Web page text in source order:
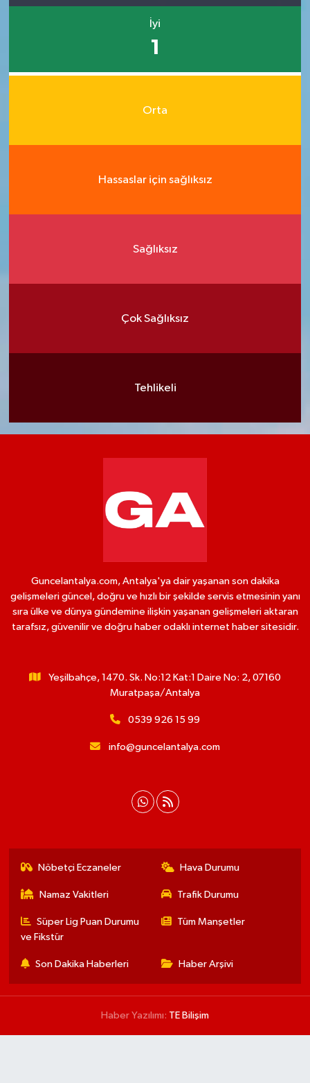
İyi
1
Orta
Hassaslar için sağlıksız
Sağlıksız
Çok Sağlıksız
Tehlikeli
Guncelantalya.com, Antalya'ya dair yaşanan son dakika
gelişmeleri güncel, doğru ve hızlı bir şekilde servis etmesinin yanı
sıra ülke ve dünya gündemine ilişkin yaşanan gelişmeleri aktaran
tarafsız, güvenilir ve doğru haber odaklı internet haber sitesidir.
Yeşilbahçe, 1470. Sk. No:12 Kat:1 Daire No: 2, 07160
Muratpaşa/Antalya
0539 926 15 99
info@guncelantalya.com
Nöbetçi Eczaneler Hava Durumu
Namaz Vakitleri Trafik Durumu
Süper Lig Puan Durumu
ve Fikstür
Tüm Manşetler
Son Dakika Haberleri Haber Arşivi
Haber Yazılımı: TE Bilişim